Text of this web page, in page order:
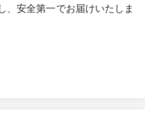
、安全第一でお届けいたしま